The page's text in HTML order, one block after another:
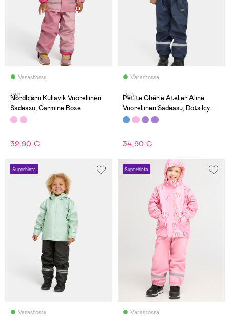
Varastossa
(18)
Nordbjørn Kullavik Vuorellinen
Sadeasu, Carmine Rose
32,90 €
Varastossa
(46)
Petite Chérie Atelier Aline
Vuorellinen Sadeasu, Dots Icy
Morn
34,90 €
Superhinta
Varastossa
Superhinta
Varastossa